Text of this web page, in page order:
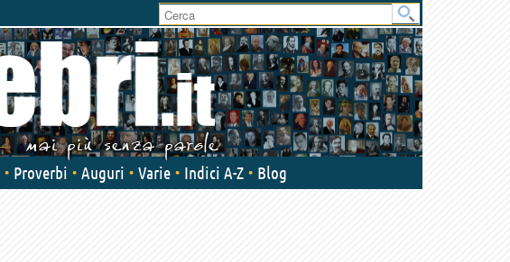
User
area
Proverbi Auguri Varie Indici A-Z Blog